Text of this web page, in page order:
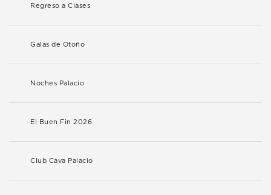
Regreso a Clases
Galas de Otoño
Noches Palacio
El Buen Fin 2026
Club Cava Palacio